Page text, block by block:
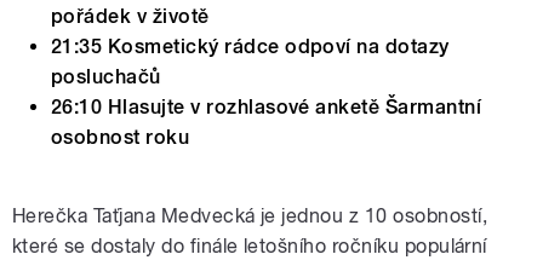
pořádek v životě
21:35 Kosmetický rádce odpoví na dotazy
posluchačů
26:10 Hlasujte v rozhlasové anketě Šarmantní
osobnost roku
Herečka Taťjana Medvecká je jednou z 10 osobností,
které se dostaly do finále letošního ročníku populární